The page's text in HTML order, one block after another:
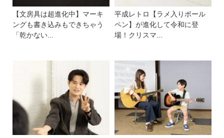
【文房具は超進化中】マーキ
ングも書き込みもできちゃう
「乾かない...
平成レトロ【ラメ入りボール
ペン】が進化して令和に登
場！クリスマ...